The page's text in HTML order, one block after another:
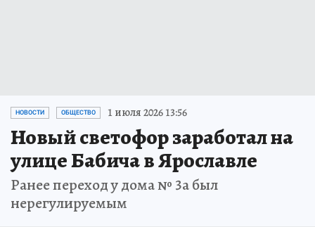
НОВОСТИ ОБЩЕСТВО 1 июля 2026 13:56
Новый светофор заработал на
улице Бабича в Ярославле
Ранее переход у дома № 3а был
нерегулируемым